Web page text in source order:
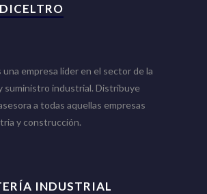
empresa líder en el sector de la
suministro industrial. Distribuye
a todas aquellas empresas
y construcción.
INDUSTRIAL